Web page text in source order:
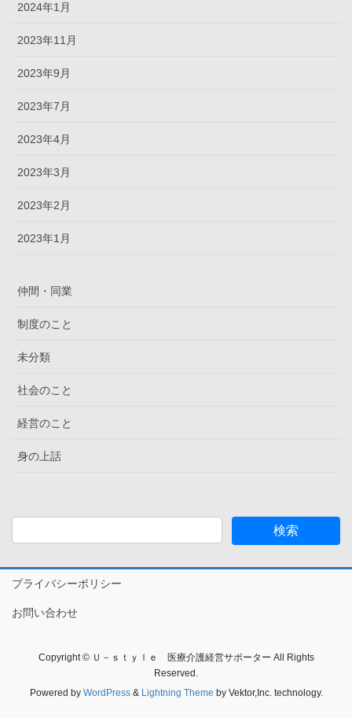
2024年1月
2023年11月
2023年9月
2023年7月
2023年4月
2023年3月
2023年2月
2023年1月
仲間・同業
制度のこと
未分類
社会のこと
経営のこと
身の上話
プライバシーポリシー
お問い合わせ
Copyright © Ｕ－ｓｔｙｌｅ 医療介護経営サポーター All Rights
Reserved.
Powered by WordPress& Lightning Theme by Vektor,Inc. technology.